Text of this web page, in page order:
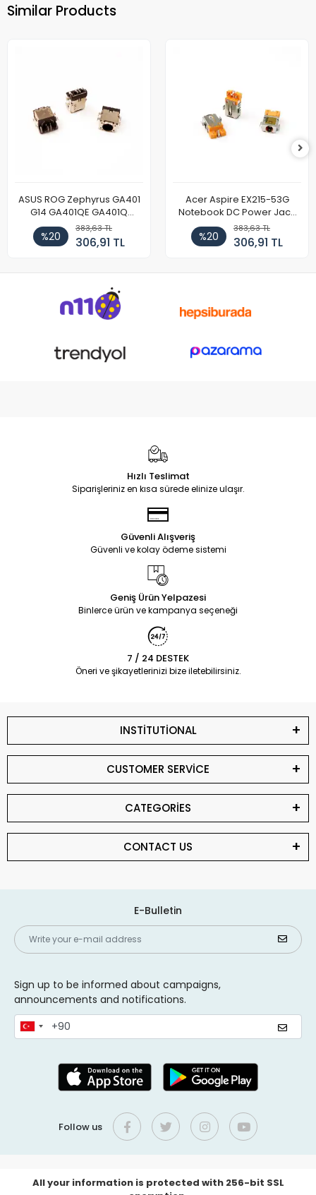
Similar Products
ASUS ROG Zephyrus GA401
G14 GA401QE GA401Q
GA402 GA402R GA402RK
HQ058T GA503QR GA503QS
GA503QM GA503QE GX650
Soketi
%20
383,63 TL
306,91 TL
Acer Aspire EX215-53G
Notebook DC Power Jack
Soket
%20
383,63 TL
306,91 TL
Hızlı Teslimat
Siparişleriniz en kısa sürede elinize ulaşır.
Güvenli Alışveriş
Güvenli ve kolay ödeme sistemi
Geniş Ürün Yelpazesi
Binlerce ürün ve kampanya seçeneği
7 / 24 DESTEK
Öneri ve şikayetlerinizi bize iletebilirsiniz.
INSTİTUTİONAL
CUSTOMER SERVİCE
CATEGORİES
CONTACT US
E-Bulletin
Sign up to be informed about campaigns,
announcements and notifications.
Follow us
All your information is protected with 256-bit SSL